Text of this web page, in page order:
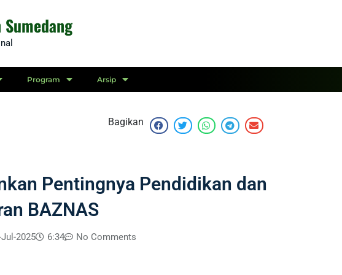
Sumedang
Program Arsip
Bagikan
Pentingnya Pendidikan dan
BAZNAS
2025 6:34 No Comments